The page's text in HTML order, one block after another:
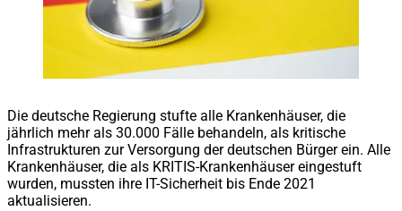
Die deutsche Regierung stufte alle Krankenhäuser, die
jährlich mehr als 30.000 Fälle behandeln, als kritische
Infrastrukturen zur Versorgung der deutschen Bürger ein. Alle
Krankenhäuser, die als KRITIS-Krankenhäuser eingestuft
wurden, mussten ihre IT-Sicherheit bis Ende 2021
aktualisieren.